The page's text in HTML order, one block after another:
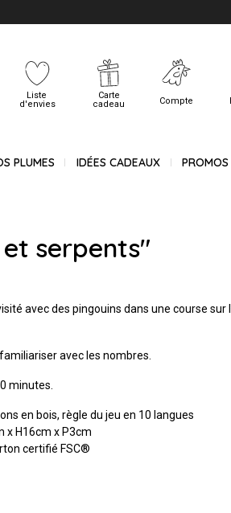
Liste
d'envies
Carte
cadeau
Compte
PLUMES IDÉES CADEAUX PROMOS
serpents"
avec des pingouins dans une course sur
avec les nombres.
minutes.
en bois, règle du jeu en 10 langues
x H16cm x P3cm
certifié FSC®